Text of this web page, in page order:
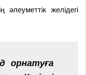
желідегі
орнатуға